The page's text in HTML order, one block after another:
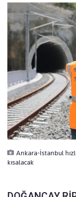
Ankara-İstanbul
kısalacak